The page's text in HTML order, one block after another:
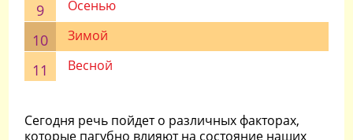
Осенью
Зимой
Весной
Сегодня речь пойдет о различных факторах,
которые пагубно влияют на состояние наших